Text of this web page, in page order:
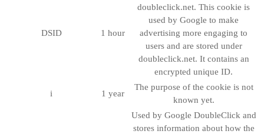
DSID 1 hour
doubleclick.net. This cookie is
used by Google to make
advertising more engaging to
users and are stored under
doubleclick.net. It contains an
encrypted unique ID.
i 1 year
The purpose of the cookie is not
known yet.
Used by Google DoubleClick and
stores information about how the